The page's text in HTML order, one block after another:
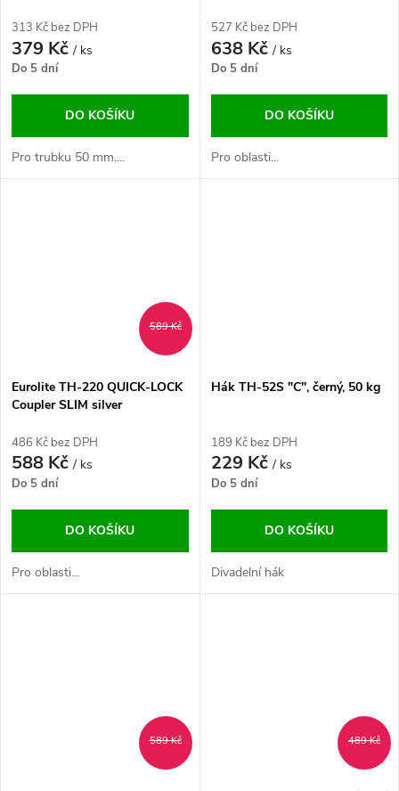
313 Kč bez DPH
379 Kč/ ks
Do 5 dní
DO KOŠÍKU
Pro trubku 50 mm,...
527 Kč bez DPH
638 Kč/ ks
Do 5 dní
DO KOŠÍKU
Pro oblasti...
589 Kč
Eurolite TH-220 QUICK-LOCK
Coupler SLIM silver
486 Kč bez DPH
588 Kč/ ks
Do 5 dní
DO KOŠÍKU
Pro oblasti...
Hák TH-52S "C", černý, 50 kg
189 Kč bez DPH
229 Kč/ ks
Do 5 dní
DO KOŠÍKU
Divadelní hák
589 Kč 489 Kč